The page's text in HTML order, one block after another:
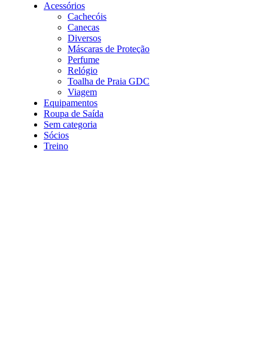
Acessórios
Cachecóis
Canecas
Diversos
Máscaras de Proteção
Perfume
Relógio
Toalha de Praia GDC
Viagem
Equipamentos
Roupa de Saída
Sem categoria
Sócios
Treino